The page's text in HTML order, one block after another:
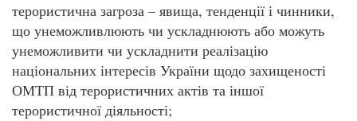
терористична загроза – явища, тенденції і чинники,
що унеможливлюють чи ускладнюють або можуть
унеможливити чи ускладнити реалізацію
національних інтересів України щодо захищеності
ОМТП від терористичних актів та іншої
терористичної діяльності;